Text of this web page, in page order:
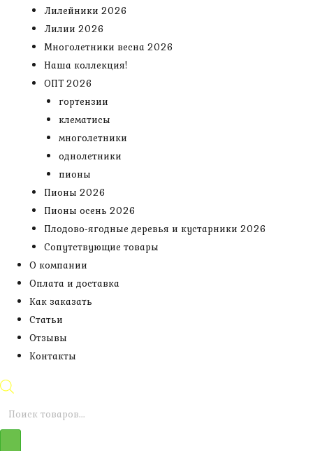
Лилейники 2026
Лилии 2026
Многолетники весна 2026
Наша коллекция!
ОПТ 2026
гортензии
клематисы
многолетники
однолетники
пионы
Пионы 2026
Пионы осень 2026
Плодово-ягодные деревья и кустарники 2026
Сопутствующие товары
О компании
Оплата и доставка
Как заказать
Статьи
Отзывы
Контакты
Поиск